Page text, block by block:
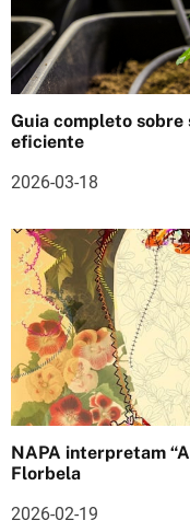
g
o
s
Guia completo
eficiente
2026-03-18
NAPA interpretam
Florbela
2026-02-19